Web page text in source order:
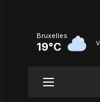
Bruxelles
19°C